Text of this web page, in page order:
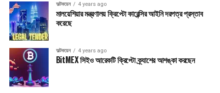
অল্টকয়েন 4 years ago
মালয়েশিয়ার মন্ত্রণালয় ক্রিপ্টো কারেন্সির আইনি দরপত্র প্রস্তাব
করেছে
অল্টকয়েন 4 years ago
BitMEX সিইও আরেকটি ক্রিপ্টো ক্র্যাশের আশঙ্কা করছেন